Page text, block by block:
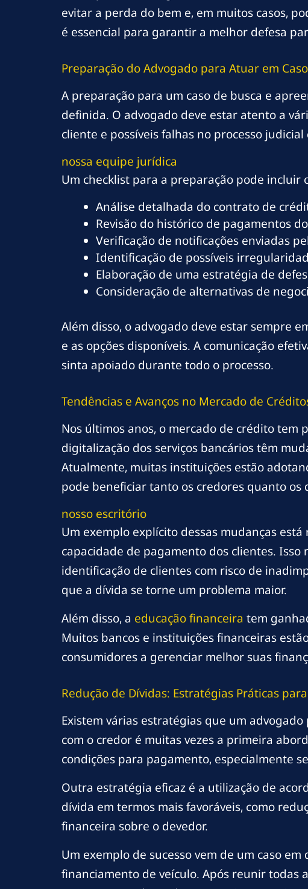
evitar a perda do bem e, em muitos casos,
é essencial para garantir a melhor defesa
Preparação do Advogado para Atuar em
A preparação para um caso de busca e
definida. O advogado deve estar atento a
cliente e possíveis falhas no processo
nossa equipe jurídica
Um checklist para a preparação pode incluir
Análise detalhada do contrato de
Revisão do histórico de pagamentos
Verificação de notificações enviadas
Identificação de possíveis
Elaboração de uma estratégia de
Consideração de alternativas de
Além disso, o advogado deve estar sempre
e as opções disponíveis. A comunicação
sinta apoiado durante todo o processo.
Tendências e Avanços no Mercado de
Nos últimos anos, o mercado de crédito tem
digitalização dos serviços bancários têm
Atualmente, muitas instituições estão
pode beneficiar tanto os credores quanto os
nosso escritório
Um exemplo explícito dessas mudanças
capacidade de pagamento dos clientes.
identificação de clientes com risco de
que a dívida se torne um problema maior.
Além disso, a educação financeira tem
Muitos bancos e instituições financeiras
consumidores a gerenciar melhor suas
Redução de Dívidas: Estratégias Práticas
Existem várias estratégias que um
com o credor é muitas vezes a primeira
condições para pagamento, especialmente
Outra estratégia eficaz é a utilização de
dívida em termos mais favoráveis, como
financeira sobre o devedor.
Um exemplo de sucesso vem de um caso em
financiamento de veículo. Após reunir todas